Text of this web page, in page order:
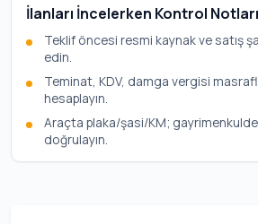
İlanları İncelerken Kontrol Notları
Teklif öncesi resmi kaynak ve satış
edin.
Teminat, KDV, damga vergisi
hesaplayın.
Araçta plaka/şasi/KM;
doğrulayın.